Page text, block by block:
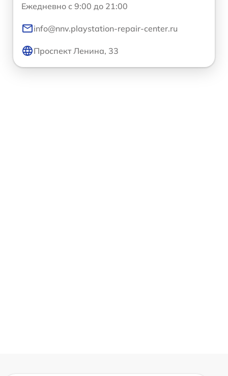
Ежедневно с 9:00 до 21:00
info@nnv.playstation-repair-center.ru
Проспект Ленина, 33